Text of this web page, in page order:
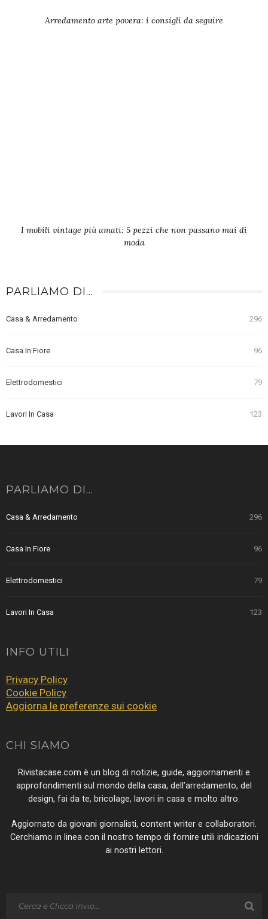
Arredamento arte povera: i consigli da seguire
I mobili vintage più amati: 5 pezzi che non passano mai di
moda
PARLIAMO DI…
Casa & Arredamento 296
Casa In Fiore 96
Elettrodomestici 79
Lavori In Casa 123
PARLIAMO DI…
Casa & Arredamento 296
Casa In Fiore 96
Elettrodomestici 79
Lavori In Casa 123
INFO UTILI
Privacy Policy
Cookie Policy
Aggiorna le preferenze sui cookie
CHI SIAMO
Rivistacase.com è un blog di notizie, guide, aggiornamenti e
approfondimenti sul mondo della casa, dell’arredamento, del
design, fai da te, bricolage, lavori in casa e molto altro.
Aggiornato da giovani giornalisti, content writer e collaboratori.
Cerchiamo in linea con il nostro tempo di fornire utili indicazioni
ai nostri lettori.